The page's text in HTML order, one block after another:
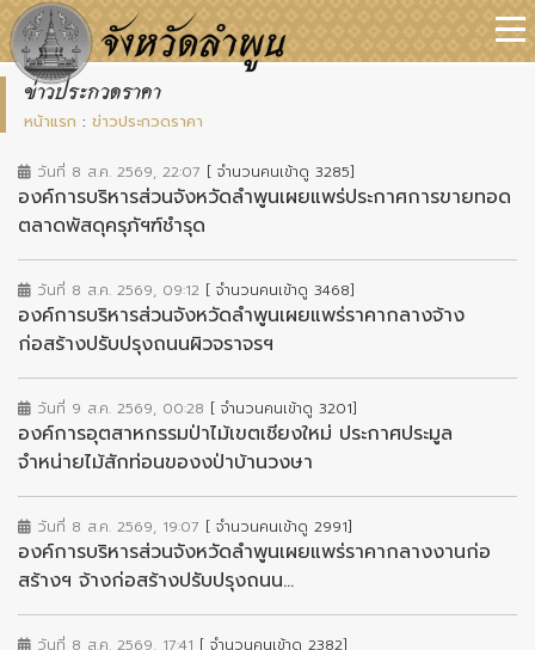
ข่าวประกวดราคา
หน้าแรก : ข่าวประกวดราคา
วันที่ 8 ส.ค. 2569, 22:07 [ จำนวนคนเข้าดู 3285]
องค์การบริหารส่วนจังหวัดลำพูนเผยแพร่ประกาศการขายทอด
ตลาดพัสดุครุภัฯฑ์ชำรุด
วันที่ 8 ส.ค. 2569, 09:12 [ จำนวนคนเข้าดู 3468]
องค์การบริหารส่วนจังหวัดลำพูนเผยแพร่ราคากลางจ้าง
ก่อสร้างปรับปรุงถนนผิวจราจรฯ
วันที่ 9 ส.ค. 2569, 00:28 [ จำนวนคนเข้าดู 3201]
องค์การอุตสาหกรรมป่าไม้เขตเชียงใหม่ ประกาศประมูล
จำหน่ายไม้สักท่อนของงป่าบ้านวงษา
วันที่ 8 ส.ค. 2569, 19:07 [ จำนวนคนเข้าดู 2991]
องค์การบริหารส่วนจังหวัดลำพูนเผยแพร่ราคากลางงานก่อ
สร้างฯ จ้างก่อสร้างปรับปรุงถนน...
วันที่ 8 ส.ค. 2569, 17:41 [ จำนวนคนเข้าดู 2382]